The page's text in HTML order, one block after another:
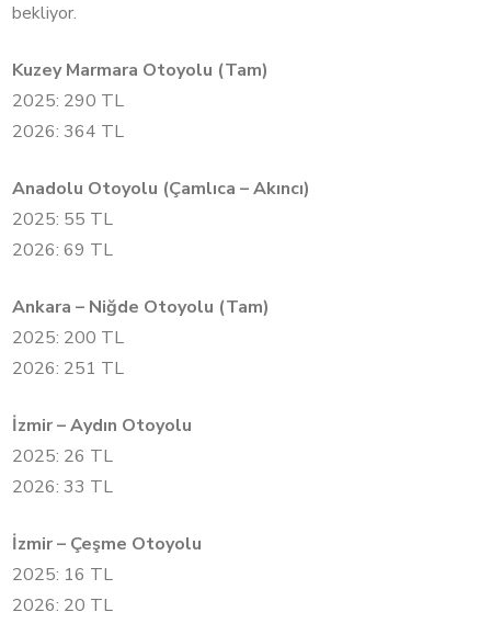
bekliyor.
Kuzey Marmara Otoyolu (Tam)
2025: 290 TL
2026: 364 TL
Anadolu Otoyolu (Çamlıca – Akıncı)
2025: 55 TL
2026: 69 TL
Ankara – Niğde Otoyolu (Tam)
2025: 200 TL
2026: 251 TL
İzmir – Aydın Otoyolu
2025: 26 TL
2026: 33 TL
İzmir – Çeşme Otoyolu
2025: 16 TL
2026: 20 TL